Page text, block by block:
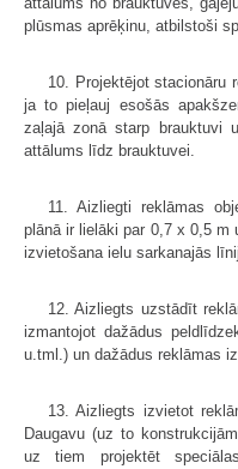
plūsmas aprēķinu, atbilstoši
10. Projektējot stacionāru
ja to pieļauj esošās
zaļajā zonā starp brauktuvi
attālums līdz brauktuvei.
11. Aizliegti reklāmas
plānā ir lielāki par 0,7 x 0,5 m
izvietošana ielu sarkanajās
12. Aizliegts uzstādīt
izmantojot dažādus
u.tml.) un dažādus reklāmas
13. Aizliegts izvietot
Daugavu (uz to
uz tiem projektēt